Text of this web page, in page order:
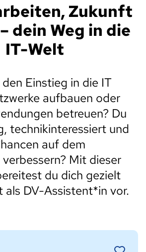
Zukunft
dein Weg in die
IT-Welt
Einstieg in die IT
aufbauen oder
betreuen? Du
technikinteressiert und
auf dem
Mit dieser
du dich gezielt
als DV-Assistent*in vor.